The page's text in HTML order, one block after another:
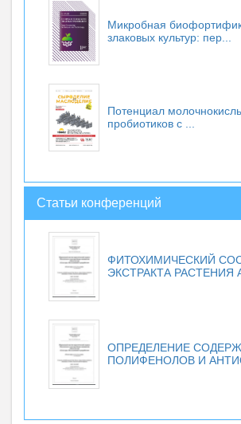
Микробная
злаковых культур: пер...
Потенциал
пробиотиков с ...
Статьи конференций
ФИТОХИМИЧЕСКИЙ
ЭКСТРАКТА РАСТЕНИЯ
ОПРЕДЕЛЕНИЕ
ПОЛИФЕНОЛОВ И